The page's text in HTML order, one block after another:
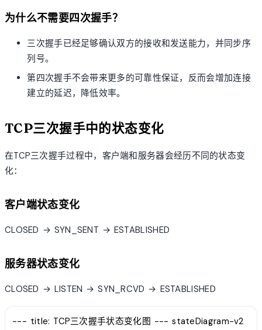
为什么不需要四次握手？
三次握手已经足够确认双方的接收和发送能力，并同步序
列号。
第四次握手不会带来更多的可靠性保证，反而会增加连接
建立的延迟，降低效率。
TCP三次握手中的状态变化
在TCP三次握手过程中，客户端和服务器会经历不同的状态变
化：
客户端状态变化
CLOSED → SYN_SENT → ESTABLISHED
服务器状态变化
CLOSED → LISTEN → SYN_RCVD → ESTABLISHED
--- title: TCP三次握手状态变化图 --- stateDiagram-v2